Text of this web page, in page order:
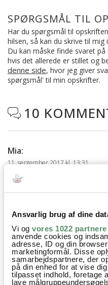
Ansvarlig brug af dine
Vi og vores 1022 partnere
anvende cookies og
adresse, ID og din
marketingformål. Disse
samarbejdspartnere, der
på din enhed for at vise
tilpasset indhold, foretage
lave
SPØRGSMÅL TIL
Har du spørgsmål til
hilsen, så kan du skrive til
Du kan måske finde svaret
hvis det allerede er stillet og
denne side, hvor jeg giver
spørgsmål' til min opskrifter.
 10
Mia:
11. september 2017 kl. 13:31
Uhm, hvor lyder det
spørgsmål til din opskrift
angiver den i tsp. Er det så
amerikanske tsp som jo er
forskel på de to ?
besvar